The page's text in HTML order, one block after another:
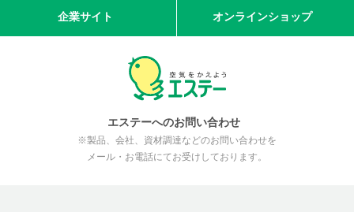
企業サイト オンラインショップ
エステーへのお問い合わせ
※製品、会社、資材調達などのお問い合わせを
メール・お電話にてお受けしております。